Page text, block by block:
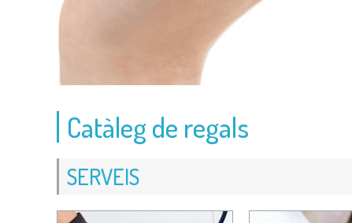
Catàleg de regals
SERVEIS